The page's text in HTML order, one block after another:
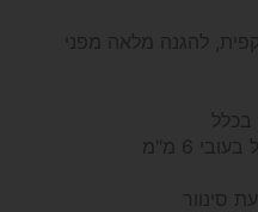
60 מ"מ היקפית, להגנה מלאה מפני
6 מ"מ
סינוור